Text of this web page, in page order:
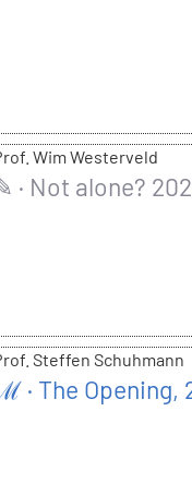
Wim Westerveld
· Not alone?
Steffen Schuhmann
· The Opening,